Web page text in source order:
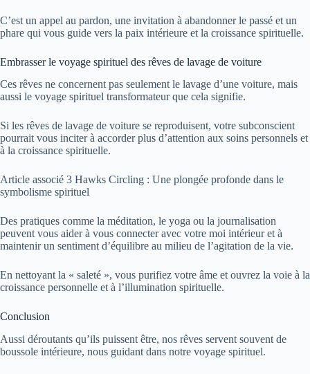
C’est un appel au pardon, une invitation à abandonner le passé et un
phare qui vous guide vers la paix intérieure et la croissance spirituelle.
Embrasser le voyage spirituel des rêves de lavage de voiture
Ces rêves ne concernent pas seulement le lavage d’une voiture, mais
aussi le voyage spirituel transformateur que cela signifie.
Si les rêves de lavage de voiture se reproduisent, votre subconscient
pourrait vous inciter à accorder plus d’attention aux soins personnels et
à la croissance spirituelle.
Article associé 3 Hawks Circling : Une plongée profonde dans le
symbolisme spirituel
Des pratiques comme la méditation, le yoga ou la journalisation
peuvent vous aider à vous connecter avec votre moi intérieur et à
maintenir un sentiment d’équilibre au milieu de l’agitation de la vie.
En nettoyant la « saleté », vous purifiez votre âme et ouvrez la voie à la
croissance personnelle et à l’illumination spirituelle.
Conclusion
Aussi déroutants qu’ils puissent être, nos rêves servent souvent de
boussole intérieure, nous guidant dans notre voyage spirituel.